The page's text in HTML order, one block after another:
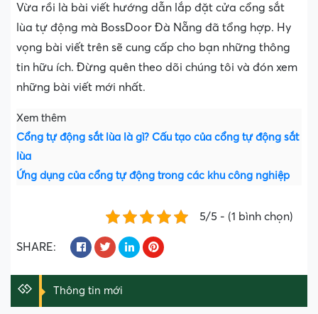
Vừa rồi là bài viết hướng dẫn lắp đặt cửa cổng sắt
lùa tự động mà BossDoor Đà Nẵng đã tổng hợp. Hy
vọng bài viết trên sẽ cung cấp cho bạn những thông
tin hữu ích. Đừng quên theo dõi chúng tôi và đón xem
những bài viết mới nhất.
Xem thêm
Cổng tự động sắt lùa là gì? Cấu tạo của cổng tự động sắt
lùa
Ứng dụng của cổng tự động trong các khu công nghiệp
5/5 - (1 bình chọn)
SHARE:
Thông tin mới